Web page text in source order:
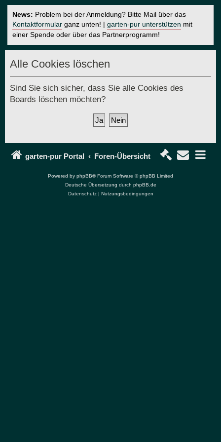
News: Problem bei der Anmeldung? Bitte Mail über das
Kontaktformular ganz unten! | garten-pur unterstützen mit
einer Spende oder über das Partnerprogramm!
Alle Cookies löschen
Sind Sie sich sicher, dass Sie alle Cookies des
Boards löschen möchten?
garten-pur Portal Foren-Übersicht
Powered by phpBB® Forum Software © phpBB Limited
Deutsche Übersetzung durch phpBB.de
Datenschutz| Nutzungsbedingungen